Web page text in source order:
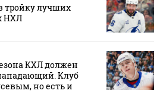
тройку лучших
НХЛ
КХЛ должен
Клуб
но есть и